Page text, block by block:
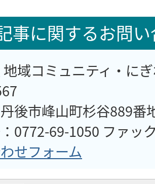
事に関するお問
域コミュニティ・に
後市峰山町杉谷889番
0772-69-1050 ファッ
せフォーム